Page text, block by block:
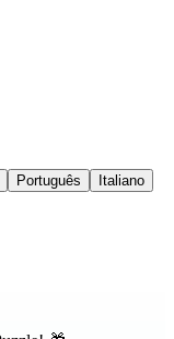
Português
Italiano